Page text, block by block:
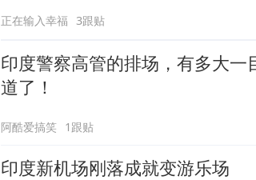
正在输入幸福 3跟贴
印度警察高管的排场，有多大一
道了！
阿酷爱搞笑 1跟贴
印度新机场刚落成就变游乐场